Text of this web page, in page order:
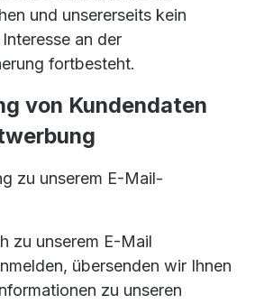
und unsererseits kein
an der
fortbesteht.
von Kundendaten
zu unserem E-Mail-
zu unserem E-Mail
übersenden wir Ihnen
zu unseren